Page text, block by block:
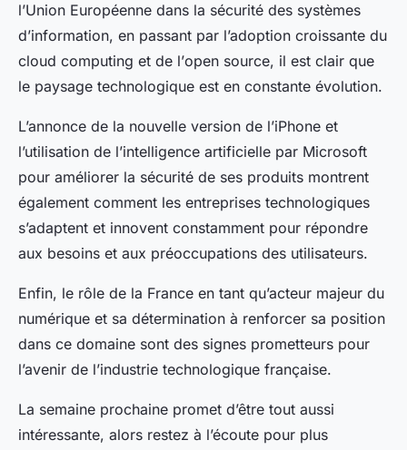
l’Union Européenne dans la sécurité des systèmes
d’information, en passant par l’adoption croissante du
cloud computing et de l’open source, il est clair que
le paysage technologique est en constante évolution.
L’annonce de la nouvelle version de l’iPhone et
l’utilisation de l’intelligence artificielle par Microsoft
pour améliorer la sécurité de ses produits montrent
également comment les entreprises technologiques
s’adaptent et innovent constamment pour répondre
aux besoins et aux préoccupations des utilisateurs.
Enfin, le rôle de la France en tant qu’acteur majeur du
numérique et sa détermination à renforcer sa position
dans ce domaine sont des signes prometteurs pour
l’avenir de l’industrie technologique française.
La semaine prochaine promet d’être tout aussi
intéressante, alors restez à l’écoute pour plus